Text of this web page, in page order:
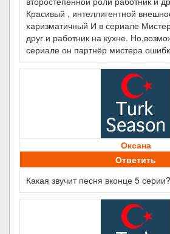
Красивый , интеллигентной
харизматичный И в сериале
друг и работник на кухне.
сериале он партнёр мистера
Оксана
Ответить
Какая звучит песня вконце 5 серии?